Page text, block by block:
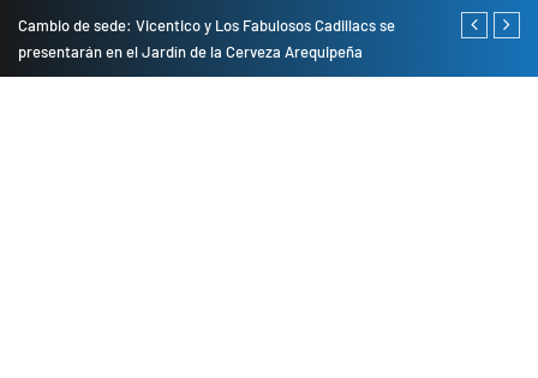
Cambio de sede: Vicentico y Los Fabulosos Cadillacs se
presentarán en el Jardín de la Cerveza Arequipeña
Empresas